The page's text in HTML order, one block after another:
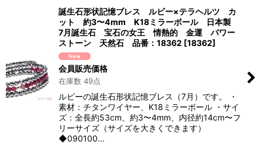
誕生石形状記憶ブレス ルビー×テラヘルツ カ
ット 約3〜4mm K18ミラーボール 日本製
7月誕生石 宝石の女王 情熱的 金運 パワー
ストーン 天然石 品番：18362 [18362]
会員販売価格
在庫数 49点
ルビーの誕生石形状記憶ブレス（7月）です。 ・
素材：チタンワイヤー、K18ミラーボール ・サイ
ズ：全長約53cm、約3〜4mm、内径約14cm〜フ
リーサイズ（サイズを大きくできます）
◆090100…